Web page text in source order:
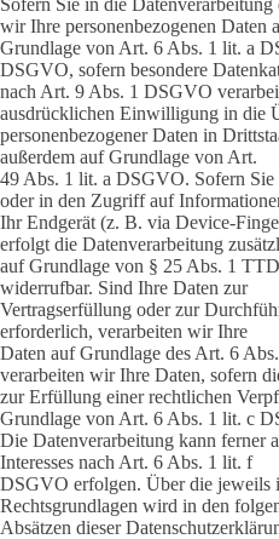
Sofern Sie in die
wir Ihre personenbezogenen Daten
Grundlage von Art. 6 Abs. 1 lit. a
DSGVO, sofern besondere
nach Art. 9 Abs. 1 DSGVO
ausdrücklichen Einwilligung in die
personenbezogener Daten in
außerdem auf Grundlage von Art.
49 Abs. 1 lit. a DSGVO. Sofern
oder in den Zugriff auf
Ihr Endgerät (z. B. via Device-
erfolgt die Datenverarbeitung
auf Grundlage von § 25 Abs. 1
widerrufbar. Sind Ihre Daten zur
Vertragserfüllung oder zur
erforderlich, verarbeiten wir Ihre
Daten auf Grundlage des Art. 6
verarbeiten wir Ihre Daten, sofern
zur Erfüllung einer rechtlichen
Grundlage von Art. 6 Abs. 1 lit. c
Die Datenverarbeitung kann ferner
Interesses nach Art. 6 Abs. 1 lit. f
DSGVO erfolgen. Über die jeweils
Rechtsgrundlagen wird in den
Absätzen dieser